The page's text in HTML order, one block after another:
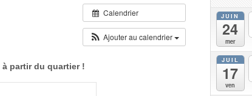
Calendrier
Ajouter au calendrier
à partir du quartier !
JUIN
24
mer
JUIL
17
ven